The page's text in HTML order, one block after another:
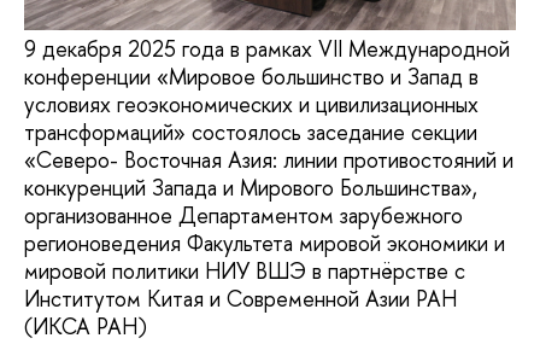
9 декабря 2025 года в рамках VII Международной
конференции «Мировое большинство и Запад в
условиях геоэкономических и цивилизационных
трансформаций» состоялось заседание секции
«Северо- Восточная Азия: линии противостояний и
конкуренций Запада и Мирового Большинства»,
организованное Департаментом зарубежного
регионоведения Факультета мировой экономики и
мировой политики НИУ ВШЭ в партнёрстве с
Институтом Китая и Современной Азии РАН
(ИКСА РАН)